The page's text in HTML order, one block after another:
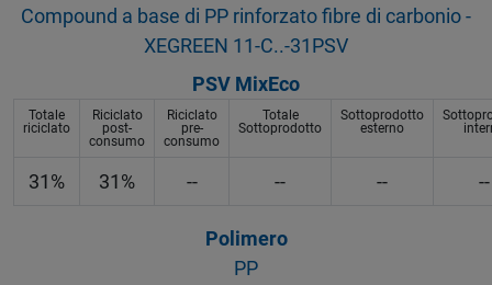
Compound a base di PP rinforzato fibre di carbonio -
XEGREEN 11-C..-31PSV
PSV MixEco
Totale
riciclato
Riciclato
post-
consumo
Riciclato
pre-
consumo
Totale
Sottoprodotto
Sottoprodotto
esterno
31% 31% -- -- -- --
Polimero
PP